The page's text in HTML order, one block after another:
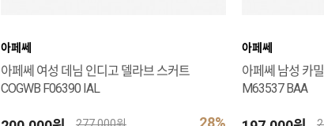
아페쎄
아페쎄 여성 데님 인디고 델라브 스커트
COGWB F06390 IAL
28%
아페쎄
아페쎄 남성 카
M63537 BAA